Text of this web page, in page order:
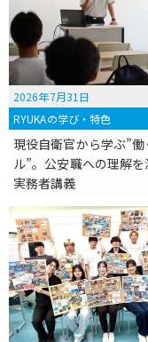
2026年7月31日
RYUKAの学び・特色
現役自衛官から学ぶ”働
ル”。公安職への理解を
実務者講義